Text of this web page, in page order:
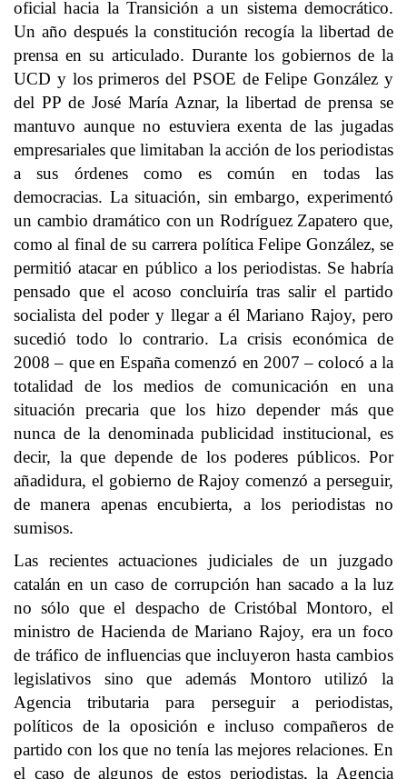
oficial hacia la Transición a un sistema democrático.
Un año después la constitución recogía la libertad de
prensa en su articulado. Durante los gobiernos de la
UCD y los primeros del PSOE de Felipe González y
del PP de José María Aznar, la libertad de prensa se
mantuvo aunque no estuviera exenta de las jugadas
empresariales que limitaban la acción de los periodistas
a sus órdenes como es común en todas las
democracias. La situación, sin embargo, experimentó
un cambio dramático con un Rodríguez Zapatero que,
como al final de su carrera política Felipe González, se
permitió atacar en público a los periodistas. Se habría
pensado que el acoso concluiría tras salir el partido
socialista del poder y llegar a él Mariano Rajoy, pero
sucedió todo lo contrario. La crisis económica de
2008 – que en España comenzó en 2007 – colocó a la
totalidad de los medios de comunicación en una
situación precaria que los hizo depender más que
nunca de la denominada publicidad institucional, es
decir, la que depende de los poderes públicos. Por
añadidura, el gobierno de Rajoy comenzó a perseguir,
de manera apenas encubierta, a los periodistas no
sumisos.
Las recientes actuaciones judiciales de un juzgado
catalán en un caso de corrupción han sacado a la luz
no sólo que el despacho de Cristóbal Montoro, el
ministro de Hacienda de Mariano Rajoy, era un foco
de tráfico de influencias que incluyeron hasta cambios
legislativos sino que además Montoro utilizó la
Agencia tributaria para perseguir a periodistas,
políticos de la oposición e incluso compañeros de
partido con los que no tenía las mejores relaciones. En
el caso de algunos de estos periodistas, la Agencia